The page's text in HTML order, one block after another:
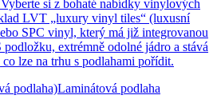
si z bohaté nabídky vinylových
LVT „luxury vinyl tiles“ (luxusní
SPC vinyl, který má již integrovanou
extrémně odolné jádro a stává
lze na trhu s podlahami pořídit.
podlaha)Laminátová podlaha